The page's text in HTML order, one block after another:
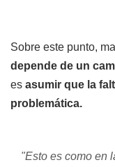
Sobre este punto,
depende de un
es asumir que la
problemática.
"Esto es como en